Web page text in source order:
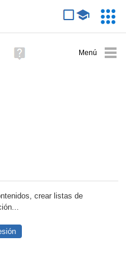
avanzada
Ayuda
(en
crear listas de